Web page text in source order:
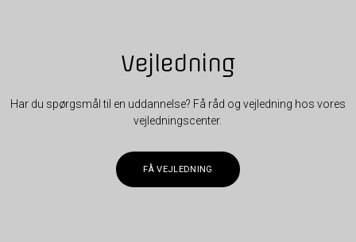
Vejledning
Har du spørgsmål til en uddannelse? Få råd og vejledning hos vores
vejledningscenter.
FÅ VEJLEDNING